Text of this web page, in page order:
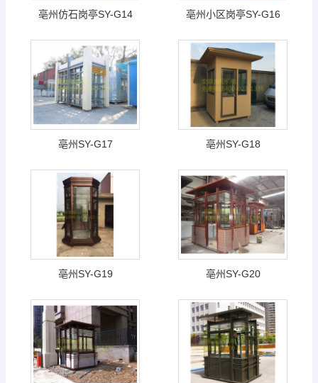
亳州仿石岗亭SY-G14 亳州小区岗亭SY-G16
亳州SY-G17 亳州SY-G18
亳州SY-G19 亳州SY-G20